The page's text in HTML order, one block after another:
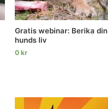
Gratis webinar: Berika din
hunds liv
0kr